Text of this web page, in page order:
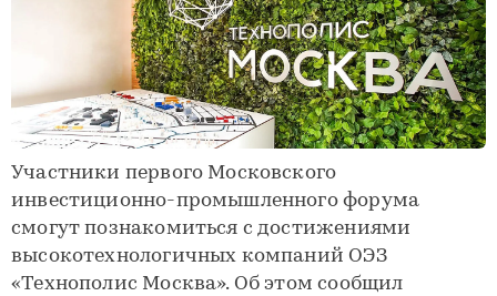
Участники первого Московского
инвестиционно-промышленного форума
смогут познакомиться с достижениями
высокотехнологичных компаний ОЭЗ
«Технополис Москва». Об этом сообщил